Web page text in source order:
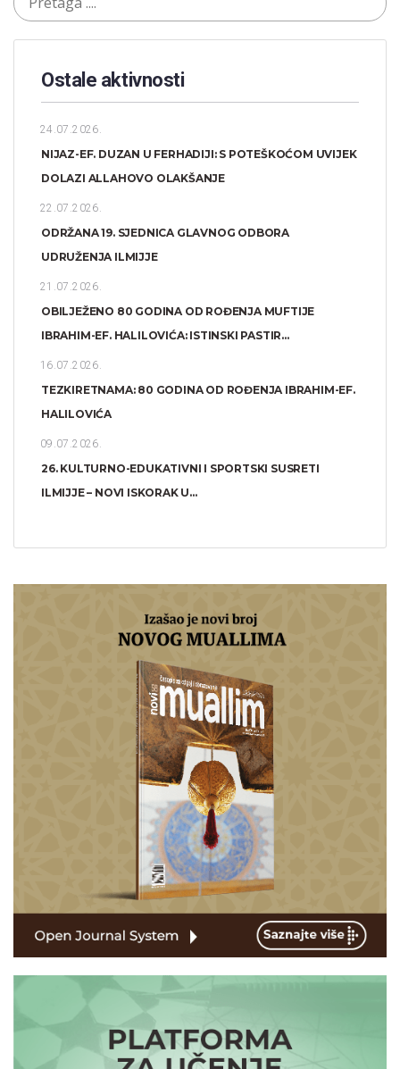
Ostale aktivnosti
24.07.2026.
NIJAZ-EF. DUZAN U FERHADIJI: S POTEŠKOĆOM UVIJEK
DOLAZI ALLAHOVO OLAKŠANJE
22.07.2026.
ODRŽANA 19. SJEDNICA GLAVNOG ODBORA
UDRUŽENJA ILMIJJE
21.07.2026.
OBILJEŽENO 80 GODINA OD ROĐENJA MUFTIJE
IBRAHIM-EF. HALILOVIĆA: ISTINSKI PASTIR...
16.07.2026.
TEZKIRETNAMA: 80 GODINA OD ROĐENJA IBRAHIM-EF.
HALILOVIĆA
09.07.2026.
26. KULTURNO-EDUKATIVNI I SPORTSKI SUSRETI
ILMIJJE – NOVI ISKORAK U...